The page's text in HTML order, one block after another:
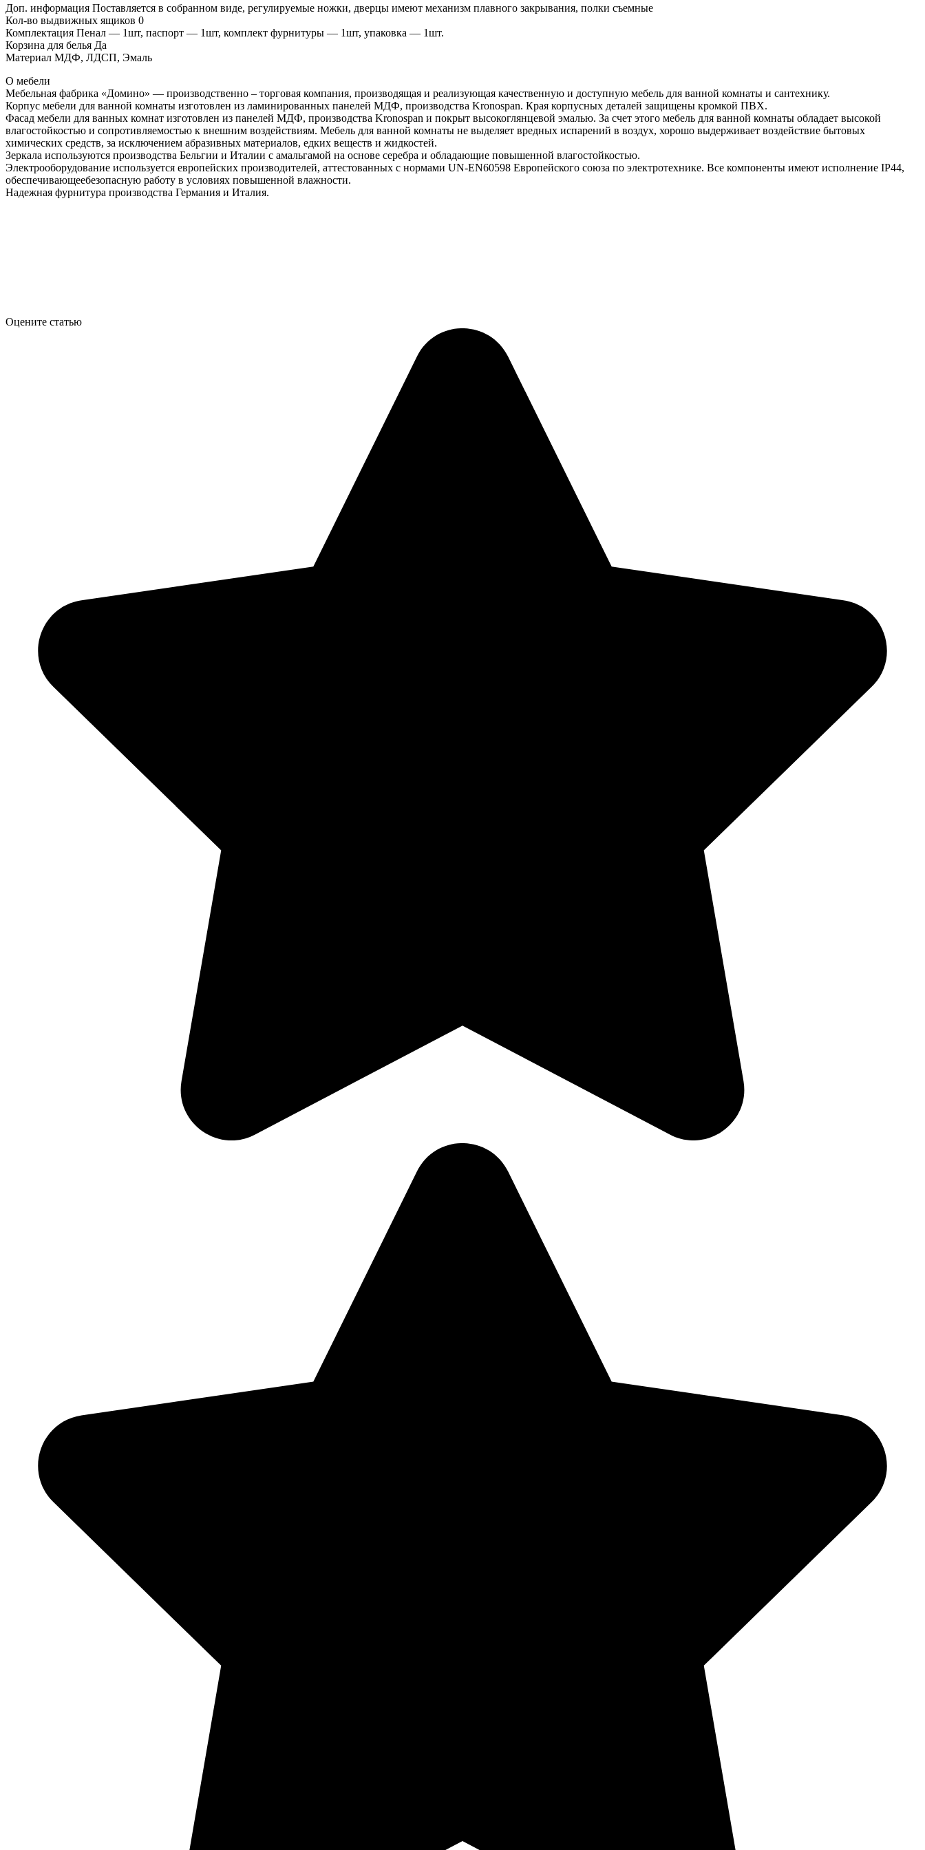
Доп. информация Поставляется в собранном виде, регулируемые ножки, дверцы имеют механизм плавного закрывания, полки съемные
Кол-во выдвижных ящиков 0
Комплектация Пенал — 1шт, паспорт — 1шт, комплект фурнитуры — 1шт, упаковка — 1шт.
Корзина для белья Да
Материал МДФ, ЛДСП, Эмаль
О мебели
Мебельная фабрика «Домино» — производственно – торговая компания, производящая и реализующая качественную и доступную мебель для ванной комнаты и сантехнику.
Корпус мебели для ванной комнаты изготовлен из ламинированных панелей МДФ, производства Kronospan. Края корпусных деталей защищены кромкой ПВХ.
Фасад мебели для ванных комнат изготовлен из панелей МДФ, производства Kronospan и покрыт высокоглянцевой эмалью. За счет этого мебель для ванной комнаты обладает высокой
влагостойкостью и сопротивляемостью к внешним воздействиям. Мебель для ванной комнаты не выделяет вредных испарений в воздух, хорошо выдерживает воздействие бытовых
химических средств, за исключением абразивных материалов, едких веществ и жидкостей.
Зеркала используются производства Бельгии и Италии с амальгамой на основе серебра и обладающие повышенной влагостойкостью.
Электрооборудование используется европейских производителей, аттестованных с нормами UN-EN60598 Европейского союза по электротехнике. Все компоненты имеют исполнение IP44,
обеспечивающеебезопасную работу в условиях повышенной влажности.
Надежная фурнитура производства Германия и Италия.
Оцените статью